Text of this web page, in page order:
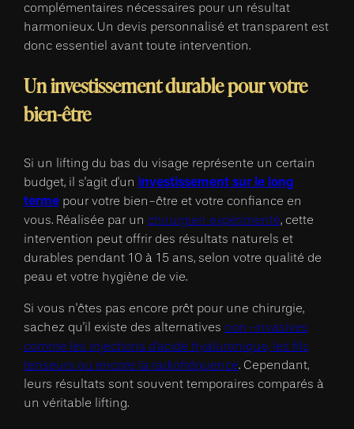
complémentaires nécessaires pour un résultat
harmonieux. Un devis personnalisé et transparent est
donc essentiel avant toute intervention.
Un investissement durable pour votre
bien-être
Si un lifting du bas du visage représente un certain
budget, il s'agit d'un investissement sur le long
termepour votre bien-être et votre confiance en
vous. Réalisée par un chirurgien expérimenté, cette
intervention peut offrir des résultats naturels et
durables pendant 10 à 15 ans, selon votre qualité de
peau et votre hygiène de vie.
Si vous n'êtes pas encore prêt pour une chirurgie,
sachez qu'il existe des alternatives non-invasives
comme les injections d'acide hyaluronique, les fils
tenseurs ou encore la radiofréquence. Cependant,
leurs résultats sont souvent temporaires comparés à
un véritable lifting.